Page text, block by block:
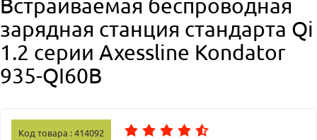
Встраиваемая беспроводная
зарядная станция стандарта Qi
1.2 серии Axessline Kondator
935-QI60B
Код товара : 414092